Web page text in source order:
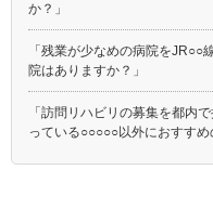
か？」
「残業が少なめの病院を
院はありますか？」
「訪問リハビリの募集を都内
っている○○○○○以外におすすめ